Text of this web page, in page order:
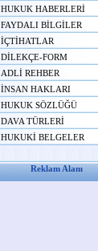
HUKUK HABERLERİ
FAYDALI BİLGİLER
İÇTİHATLAR
DİLEKÇE-FORM
ADLİ REHBER
İNSAN HAKLARI
HUKUK SÖZLÜĞÜ
DAVA TÜRLERİ
HUKUKİ BELGELER
Reklam Alanı